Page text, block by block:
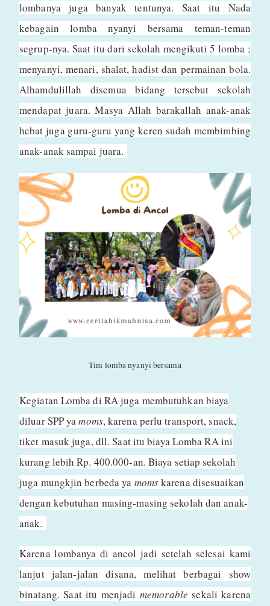
lombanya juga banyak tentunya. Saat itu Nada
kebagain lomba nyanyi bersama teman-teman
segrup-nya. Saat itu dari sekolah mengikuti 5 lomba ;
menyanyi, menari, shalat, hadist dan permainan bola.
Alhamdulillah disemua bidang tersebut sekolah
mendapat juara. Masya Allah barakallah anak-anak
hebat juga guru-guru yang keren sudah membimbing
anak-anak sampai juara.
Tim lomba nyanyi bersama
Kegiatan Lomba di RA juga membutuhkan biaya
diluar SPP yamoms, karena perlu transport, snack,
tiket masuk juga, dll. Saat itu biaya Lomba RA ini
kurang lebih Rp. 400.000-an. Biaya setiap sekolah
juga mungkjin berbeda ya momskarena disesuaikan
dengan kebutuhan masing-masing sekolah dan anak-
anak.
Karena lombanya di ancol jadi setelah selesai kami
lanjut jalan-jalan disana, melihat berbagai show
binatang. Saat itu menjadimemorable sekali karena